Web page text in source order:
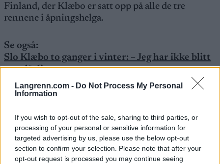
Langrenn.com - Do Not Process My Personal
Information
If you wish to opt-out of the sale, sharing to third parties, or
processing of your personal or sensitive information for
targeted advertising by us, please use the below opt-out
section to confirm your selection. Please note that after your
opt-out request is processed you may continue seeing
Finland, der Klæbo er satt opp på alle de tre
rennene i åpningshelga.
Se også:
Slo Klæbo to ganger i vinter: – Jeg har ikke blitt
noe dårligere
FAKTA: Verdenscup Ruka
Hva:Verdenscupåpning langrenn
Hvor:Ruka, Finland
Når:29. november til 1. desember